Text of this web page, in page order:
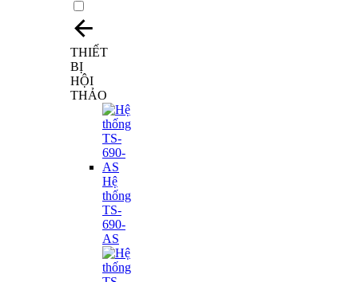
THIẾT
BỊ
HỘI
THẢO
Hệ
thống
TS-
690-
AS